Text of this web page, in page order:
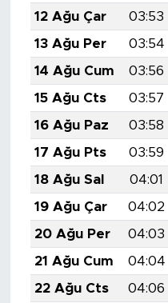
12 Ağu Çar
03:53
13 Ağu Per
03:54
14 Ağu Cum
03:56
15 Ağu Cts
03:57
16 Ağu Paz
03:58
17 Ağu Pts
03:59
18 Ağu Sal
04:01
19 Ağu Çar
04:02
20 Ağu Per
04:03
21 Ağu Cum
04:04
22 Ağu Cts
04:06